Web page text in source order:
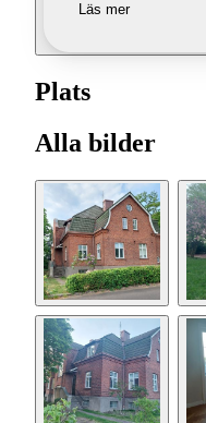
Läs mer
Plats
Alla bilder